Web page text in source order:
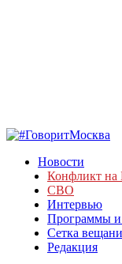
Новости
Конфликт на
СВО
Интервью
Программы
Сетка
Редакция